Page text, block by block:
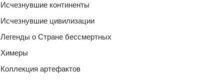
Исчезнувшие континенты
Исчезнувшие цивилизации
Легенды о Стране бессмертных
Химеры
Коллекция артефактов